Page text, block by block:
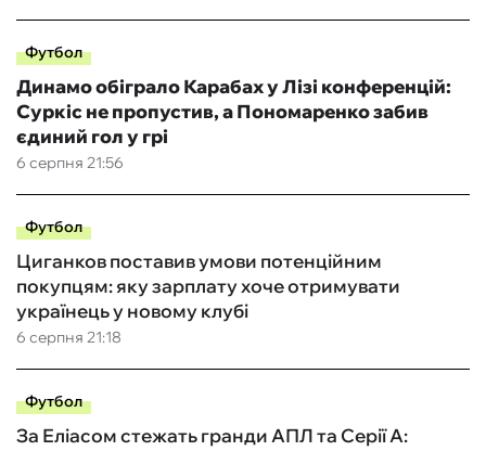
Футбол
6 серпня 21:56
Динамо обіграло Карабах у Лізі конференцій:
Суркіс не пропустив, а Пономаренко забив
єдиний гол у грі
Футбол
6 серпня 21:18
Циганков поставив умови потенційним
покупцям: яку зарплату хоче отримувати
українець у новому клубі
Футбол
За Еліасом стежать гранди АПЛ та Серії А: